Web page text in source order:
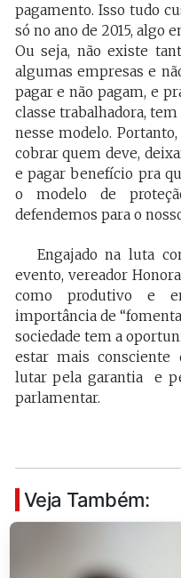
pagamento. Isso tudo
só no ano de 2015, algo
Ou seja, não existe
algumas empresas e
pagar e não pagam, e
classe trabalhadora,
nesse modelo.
cobrar quem deve,
e pagar benefício pra
o modelo de
defendemos para o
Engajado na luta
evento, vereador
como produtivo e
importância de
sociedade tem a
estar mais consciente
lutar pela garantia e
parlamentar.
Veja Também: